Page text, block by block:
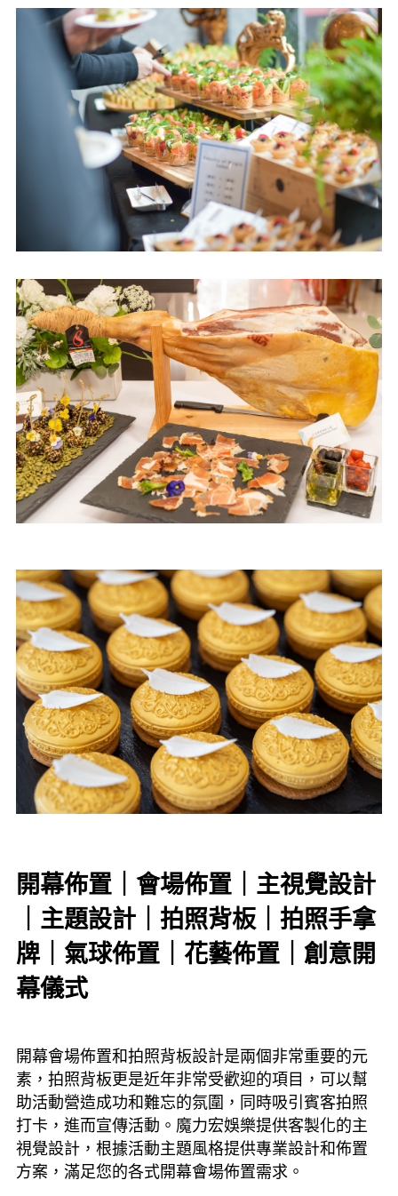
開幕佈置｜會場佈置｜主視覺設計
｜主題設計｜拍照背板｜拍照手拿
牌｜氣球佈置｜花藝佈置｜創意開
幕儀式
開幕會場佈置和拍照背板設計是兩個非常重要的元
素，拍照背板更是近年非常受歡迎的項目，可以幫
助活動營造成功和難忘的氛圍，同時吸引賓客拍照
打卡，進而宣傳活動。魔力宏娛樂提供客製化的主
視覺設計，根據活動主題風格提供專業設計和佈置
方案，滿足您的各式開幕會場佈置需求。